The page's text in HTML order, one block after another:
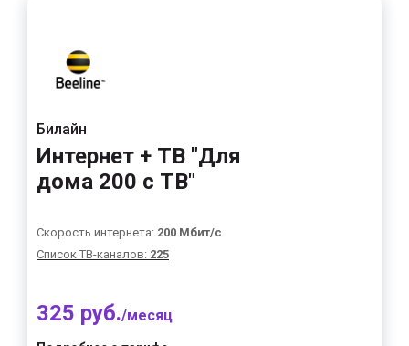
Билайн
Интернет + ТВ "Для
дома 200 с ТВ"
Скорость интернета: 200 Мбит/с
Список ТВ-каналов: 225
325 руб./месяц